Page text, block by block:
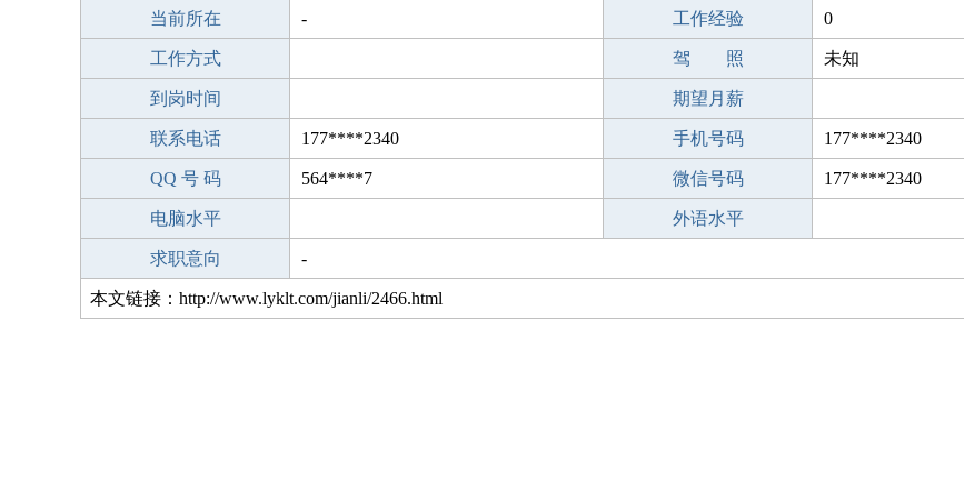
当前所在 - 工作经验 0
工作方式 驾 照 未知
到岗时间 期望月薪
联系电话 177****2340 手机号码 177****2340
QQ 号 码 564****7 微信号码 177****2340
电脑水平 外语水平
求职意向 -
本文链接：http://www.lyklt.com/jianli/2466.html